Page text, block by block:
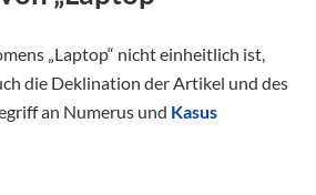
„Laptop“ nicht einheitlich ist,
die Deklination der Artikel und des
an Numerus und Kasus